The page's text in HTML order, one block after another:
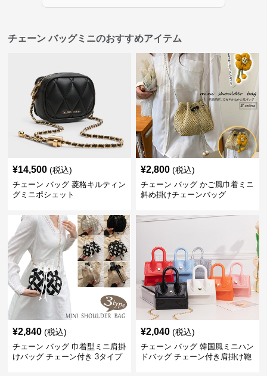
チェーン バッグミニのおすすめアイテム
¥14,500 (税込)
チェーン バッグ 菱格キルティン
グミニポシェット
¥2,800 (税込)
チェーン バッグ かご風巾着ミニ
斜め掛けチェーンバッグ
¥2,840 (税込)
チェーン バッグ 巾着型ミニ肩掛
けバッグ チェーン付き 3タイプ
¥2,040 (税込)
チェーン バッグ 韓国風ミニハン
ドバッグ チェーン付き肩掛け鞄